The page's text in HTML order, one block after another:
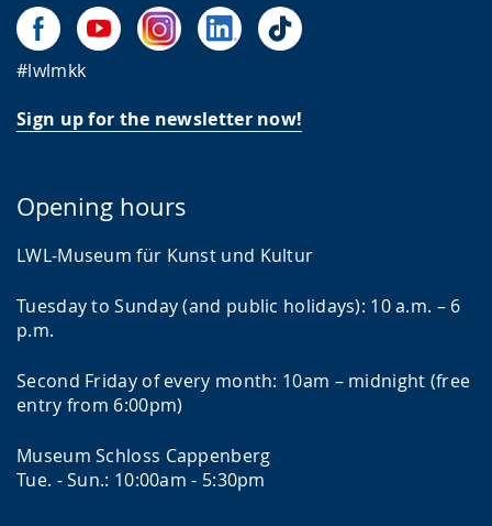
#lwlmkk
Sign up for the newsletter now!
Opening hours
LWL-Museum für Kunst und Kultur
Tuesday to Sunday (and public holidays): 10 a.m. – 6
p.m.
Second Friday of every month: 10am – midnight (free
entry from 6:00pm)
Museum Schloss Cappenberg
Tue. - Sun.: 10:00am - 5:30pm